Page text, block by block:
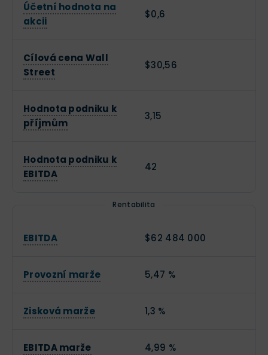
Účetní hodnota na
akcii
$0,6
Cílová cena Wall
Street
$30,56
Hodnota podniku k
příjmům
3,15
Hodnota podniku k
EBITDA
42
Rentabilita
EBITDA $62 484 000
Provozní marže 5,47 %
Zisková marže 1,3 %
EBITDA marže 4,99 %